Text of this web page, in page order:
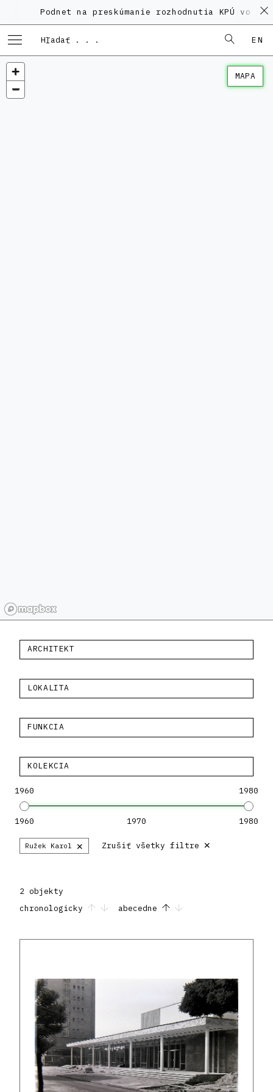
Podnet na preskúmanie rozhodnutia KPÚ vo
EN
MAPA
ARCHITEKT
LOKALITA
FUNKCIA
KOLEKCIA
1960 1980
1960 1970 1980
Ružek Karol × Zrušiť všetky filtre ×
2 objekty
chronologicky
abecedne